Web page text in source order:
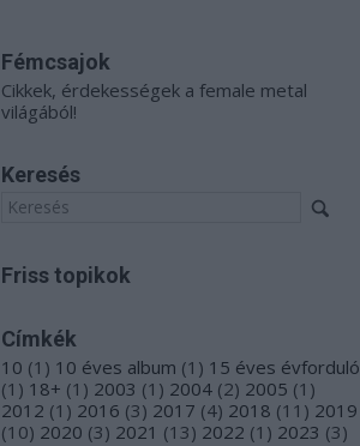
Fémcsajok
Cikkek, érdekességek a female metal
világából!
Keresés
Friss topikok
Címkék
10 (1 ) 10 éves album (1 ) 15 éves évforduló
(1 ) 18+ (1 ) 2003 (1 ) 2004 (2) 2005 (1 )
2012 (1 ) 2016 (3) 2017 (4) 2018 (11 ) 2019
(10) 2020 (3) 2021 (13) 2022 (1 ) 2023 (3)